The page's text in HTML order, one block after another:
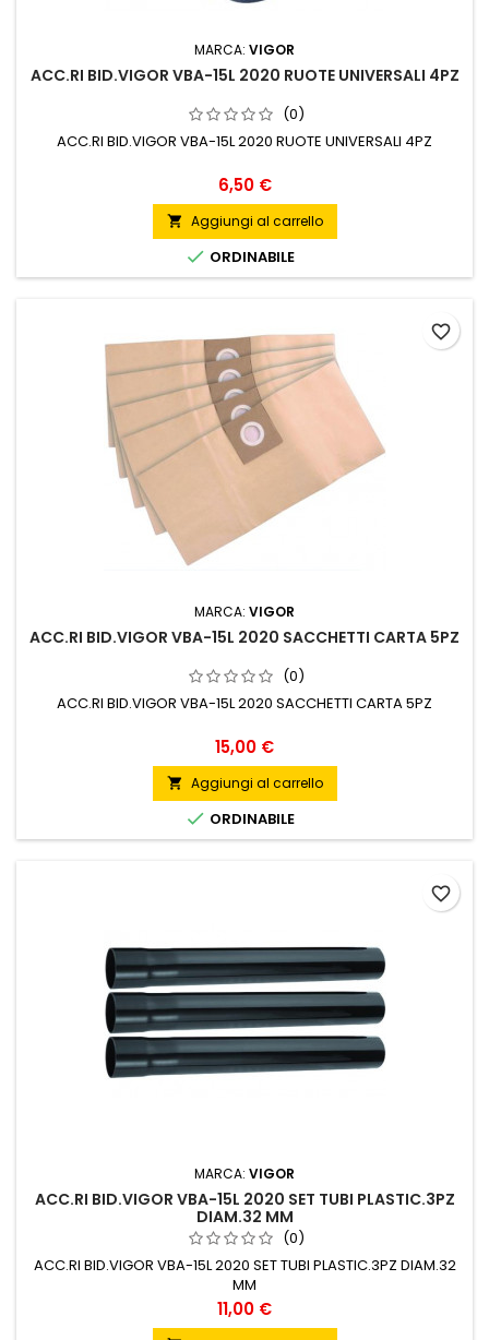
MARCA: VIGOR
ACC.RI BID.VIGOR VBA-15L 2020 RUOTE UNIVERSALI 4PZ
(0)
ACC.RI BID.VIGOR VBA-15L 2020 RUOTE UNIVERSALI 4PZ
Prezzo
6,50 €
 Aggiungi al carrello
 ORDINABILE
MARCA: VIGOR
ACC.RI BID.VIGOR VBA-15L 2020 SACCHETTI CARTA 5PZ
(0)
ACC.RI BID.VIGOR VBA-15L 2020 SACCHETTI CARTA 5PZ
Prezzo
15,00 €
 Aggiungi al carrello
 ORDINABILE
favorite_border
MARCA: VIGOR
ACC.RI BID.VIGOR VBA-15L 2020 SET TUBI PLASTIC.3PZ
DIAM.32 MM
(0)
ACC.RI BID.VIGOR VBA-15L 2020 SET TUBI PLASTIC.3PZ DIAM.32
MM
Prezzo
11,00 €
favorite_border